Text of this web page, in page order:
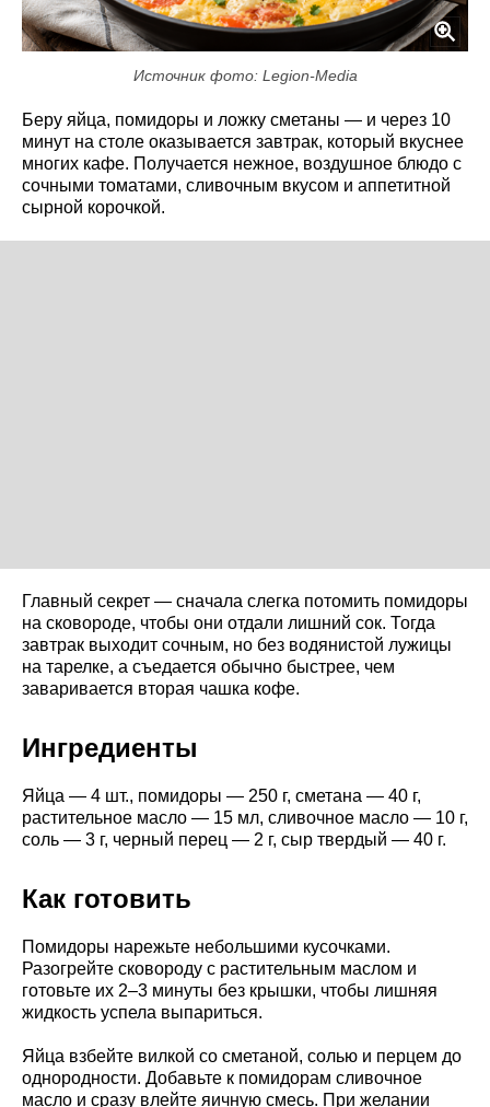
Источник фото: Legion-Media
Беру яйца, помидоры и ложку сметаны — и через 10
минут на столе оказывается завтрак, который вкуснее
многих кафе. Получается нежное, воздушное блюдо с
сочными томатами, сливочным вкусом и аппетитной
сырной корочкой.
Главный секрет — сначала слегка потомить помидоры
на сковороде, чтобы они отдали лишний сок. Тогда
завтрак выходит сочным, но без водянистой лужицы
на тарелке, а съедается обычно быстрее, чем
заваривается вторая чашка кофе.
Ингредиенты
Яйца — 4 шт., помидоры — 250 г, сметана — 40 г,
растительное масло — 15 мл, сливочное масло — 10 г,
соль — 3 г, черный перец — 2 г, сыр твердый — 40 г.
Как готовить
Помидоры нарежьте небольшими кусочками.
Разогрейте сковороду с растительным маслом и
готовьте их 2–3 минуты без крышки, чтобы лишняя
жидкость успела выпариться.
Яйца взбейте вилкой со сметаной, солью и перцем до
однородности. Добавьте к помидорам сливочное
масло и сразу влейте яичную смесь. При желании